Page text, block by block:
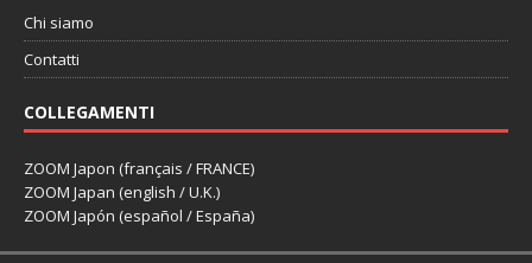
Chi siamo
Contatti
COLLEGAMENTI
ZOOM Japon (français / FRANCE)
ZOOM Japan (english / U.K.)
ZOOM Japón (español / España)